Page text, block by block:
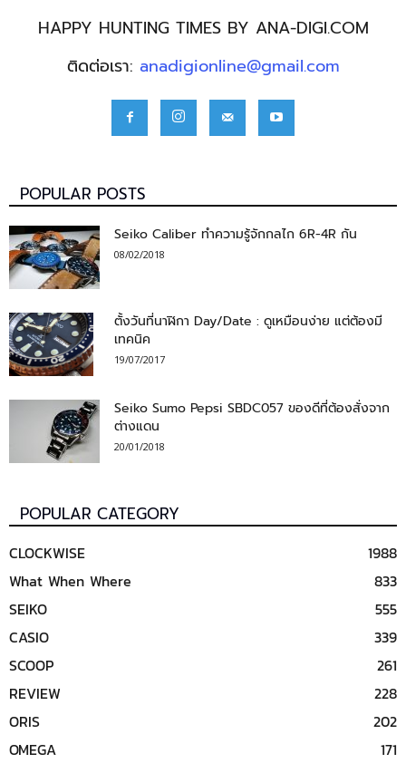
HAPPY HUNTING TIMES BY ANA-DIGI.COM
ติดต่อเรา: anadigionline@gmail.com
POPULAR POSTS
Seiko Caliber ทำความรู้จักกลไก 6R-4R กัน
08/02/2018
ตั้งวันที่นาฬิกา Day/Date : ดูเหมือนง่าย แต่ต้องมี
เทคนิค
19/07/2017
Seiko Sumo Pepsi SBDC057 ของดีที่ต้องสั่งจาก
ต่างแดน
20/01/2018
POPULAR CATEGORY
CLOCKWISE
1988
What When Where
833
SEIKO
555
CASIO
339
SCOOP
261
REVIEW
228
ORIS
202
OMEGA
171